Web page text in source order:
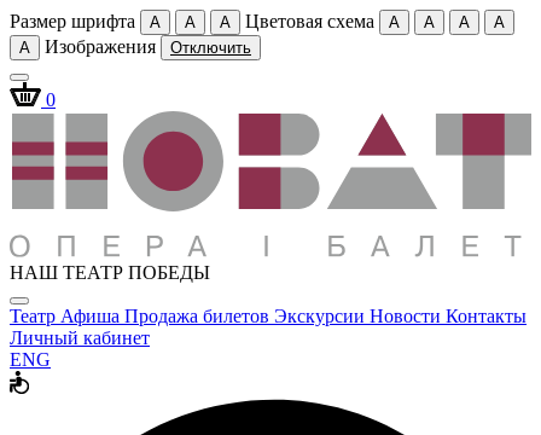
Размер шрифта A A A Цветовая схема A A A
A
A
Изображения Отключить
0
НАШ ТЕАТР ПОБЕДЫ
Театр Афиша Продажа билетов Экскурсии Новости Контакты
Личный кабинет
ENG